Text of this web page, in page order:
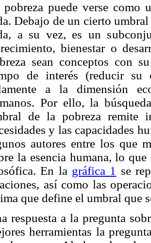
pobreza puede verse como
Debajo de un cierto
a su vez, es un
bienestar o
sean conceptos con
de interés (reducir
a la dimensión
Por ello, la
de la pobreza remite
y las capacidades
autores entre los que
la esencia humana, lo
En la gráfica 1 se
así como las
que define el umbral que
respuesta a la pregunta
herramientas la